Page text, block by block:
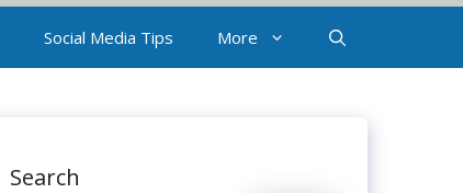
Social Media Tips More
Search